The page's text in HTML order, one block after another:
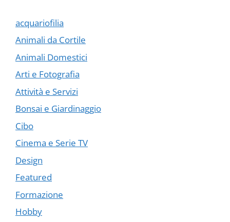
acquariofilia
Animali da Cortile
Animali Domestici
Arti e Fotografia
Attività e Servizi
Bonsai e Giardinaggio
Cibo
Cinema e Serie TV
Design
Featured
Formazione
Hobby